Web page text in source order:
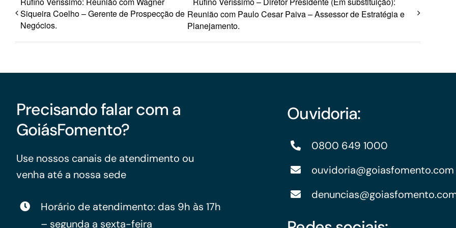
Siqueira Coelho – Gerente de Prospecção de
Negócios.
Reunião com Paulo Cesar Paiva – Assessor de Estratégia e
Planejamento.
Precisando falar com a
GoiásFomento?
Use nossos canais de atendimento ou
venha até a nossa sede
Horário de atendimento: das 9h às 17h
– segunda a sexta-feira
Ouvidoria:
0800 649 1000
ouvidoria@goiasfomento.com